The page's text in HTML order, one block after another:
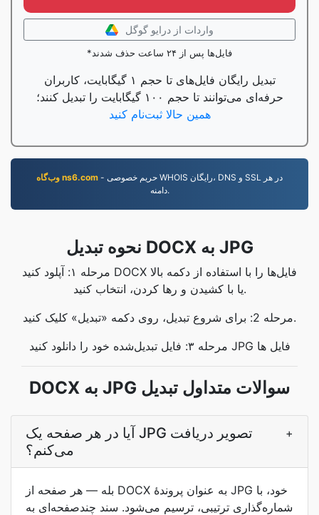
واردات از درایو گوگل
*فایل‌ها پس از ۲۴ ساعت حذف شدند
تبدیل رایگان فایل‌های تا حجم ۱ گیگابایت، کاربران
حرفه‌ای می‌توانند تا حجم ۱۰۰ گیگابایت را تبدیل کنند؛
همین حالا ثبت‌نام کنید
وب‌گاه ns6.com - حریم خصوصی WHOIS رایگان، DNS و SSL در هر
دامنه.
نحوه تبدیل DOCX به JPG
مرحله ۱: آپلود کنید DOCX فایل‌ها را با استفاده از دکمه بالا
یا با کشیدن و رها کردن، انتخاب کنید.
مرحله 2: برای شروع تبدیل، روی دکمه «تبدیل» کلیک کنید.
مرحله ۳: فایل تبدیل‌شده خود را دانلود کنید JPG فایل ها
DOCX به JPG سوالات متداول تبدیل
آیا در هر صفحه یک JPG تصویر دریافت
می‌کنم؟
+
بله — هر صفحه از DOCX به عنوان پروندۀ JPG خود، با
شماره‌گذاری ترتیبی، ترسیم می‌شود. سند چندصفحه‌ای به